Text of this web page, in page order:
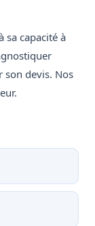
sa capacité à
son devis. Nos